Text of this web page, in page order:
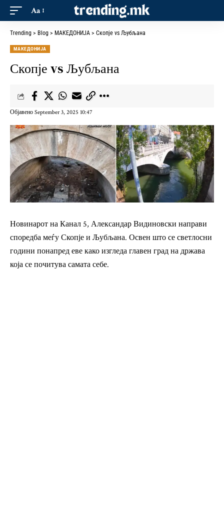
Aa
Trending > Blog > МАКЕДОНИЈА > Скопје vs Љубљана
МАКЕДОНИЈА
Скопје vs Љубљана
Објавено September 3, 2025 10:47
Новинарот на Канал 5, Александар Видиновски направи
споредба меѓу Скопје и Љубљана. Освен што се светлосни
години понапред еве како изгледа главен град на држава
која се почитува самата себе.